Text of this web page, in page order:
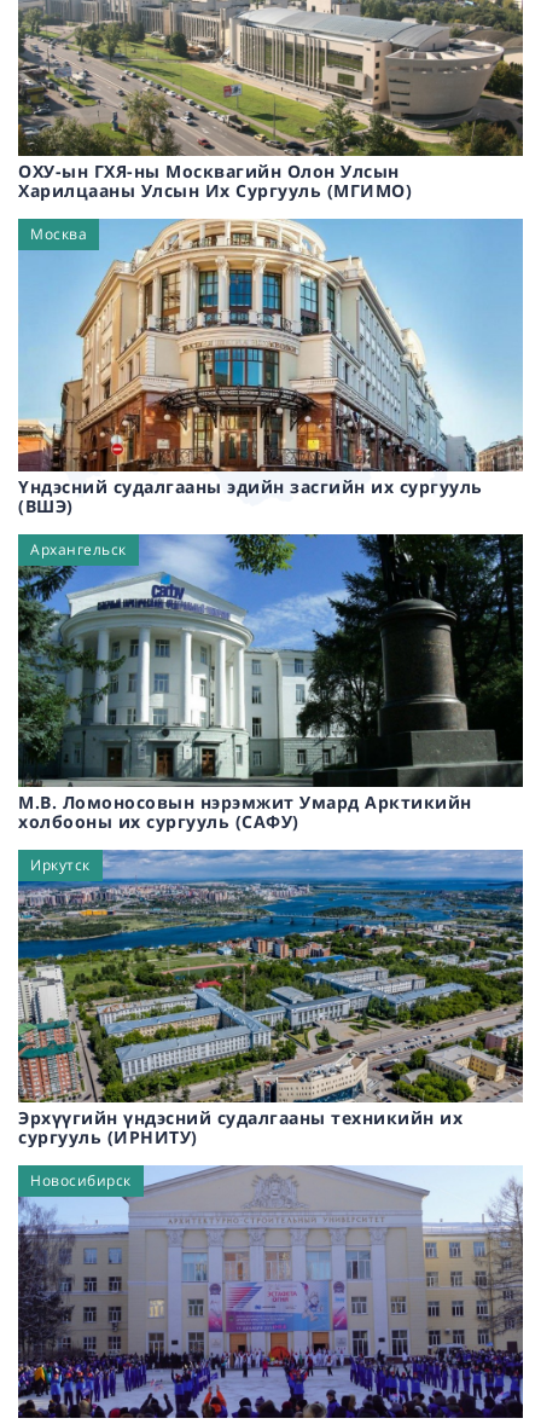
ОХУ-ын ГХЯ-ны Москвагийн Олон Улсын
Харилцааны Улсын Их Сургууль (МГИМО)
Үндэсний судалгааны эдийн засгийн их сургууль
(ВШЭ)
Москва
М.В. Ломоносовын нэрэмжит Умард Арктикийн
холбооны их сургууль (САФУ)
Архангельск
Эрхүүгийн үндэсний судалгааны техникийн их
сургууль (ИРНИТУ)
Иркутск
Новосибирск